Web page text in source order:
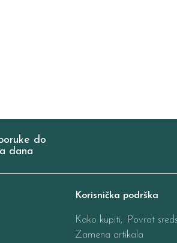
do
dana
Korisnička podrška
Kako kupiti, Povrat
Zamena artikala